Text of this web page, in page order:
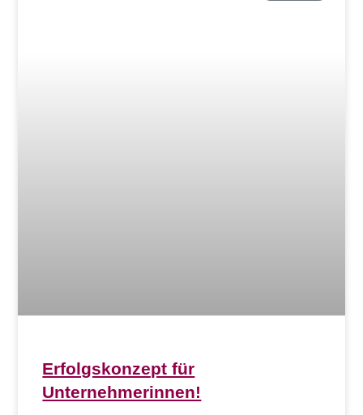
Erfolgskonzept für
Unternehmerinnen!